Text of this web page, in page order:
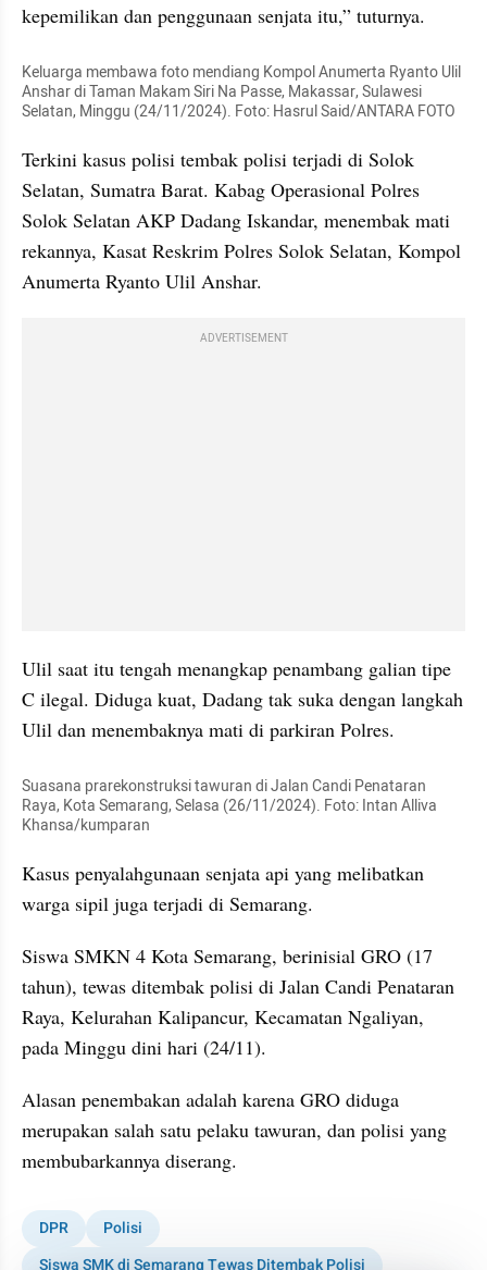
kepemilikan dan penggunaan senjata itu,” tuturnya.
Keluarga membawa foto mendiang Kompol Anumerta Ryanto Ulil
Anshar di Taman Makam Siri Na Passe, Makassar, Sulawesi
Selatan, Minggu (24/11/2024). Foto: Hasrul Said/ANTARA FOTO
Terkini kasus polisi tembak polisi terjadi di Solok
Selatan, Sumatra Barat. Kabag Operasional Polres
Solok Selatan AKP Dadang Iskandar, menembak mati
rekannya, Kasat Reskrim Polres Solok Selatan, Kompol
Anumerta Ryanto Ulil Anshar.
ADVERTISEMENT
Ulil saat itu tengah menangkap penambang galian tipe
C ilegal. Diduga kuat, Dadang tak suka dengan langkah
Ulil dan menembaknya mati di parkiran Polres.
Suasana prarekonstruksi tawuran di Jalan Candi Penataran
Raya, Kota Semarang, Selasa (26/11/2024). Foto: Intan Alliva
Khansa/kumparan
Kasus penyalahgunaan senjata api yang melibatkan
warga sipil juga terjadi di Semarang.
Siswa SMKN 4 Kota Semarang, berinisial GRO (17
tahun), tewas ditembak polisi di Jalan Candi Penataran
Raya, Kelurahan Kalipancur, Kecamatan Ngaliyan,
pada Minggu dini hari (24/11).
Alasan penembakan adalah karena GRO diduga
merupakan salah satu pelaku tawuran, dan polisi yang
membubarkannya diserang.
DPR
Polisi
Siswa SMK di Semarang Tewas Ditembak Polisi